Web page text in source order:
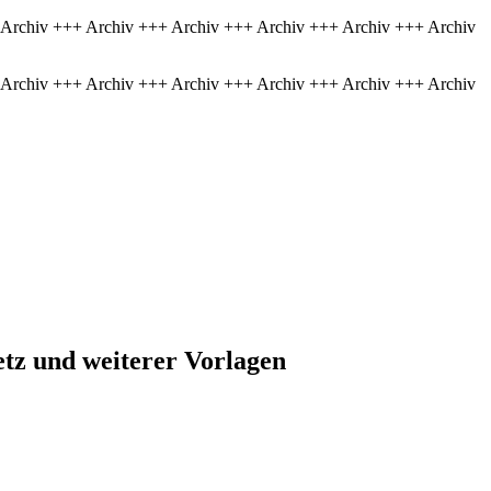
+++ Archiv +++ Archiv +++ Archiv +++ Archiv +++ Archiv
+++ Archiv +++ Archiv +++ Archiv +++ Archiv +++ Archiv
und weiterer Vorlagen